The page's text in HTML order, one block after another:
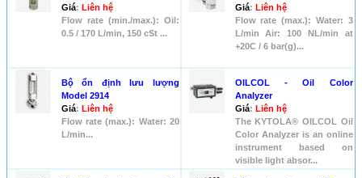
Giá: Liên hệ
Flow rate (min./max.): Oil:
0.5 / 170 L/min, 150 cSt ...
Giá: Liên hệ
Flow rate (max.): Water: 3
L/min Air: 100 NL/min at
+20C / 6 bar(g)...
Bộ ổn định lưu lượng
Model 2914
Giá: Liên hệ
Flow rate (max.): Water: 20
L/min...
OILCOL - Oil Color
Analyzer
Giá: Liên hệ
The KYTOLA® OILCOL Oil
Color Analyzer is an online
instrument based on
visible light absor...